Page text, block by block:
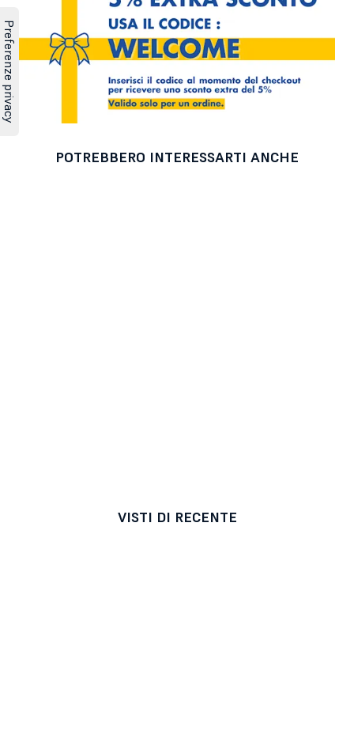
POTREBBERO INTERESSARTI ANCHE
VISTI DI RECENTE